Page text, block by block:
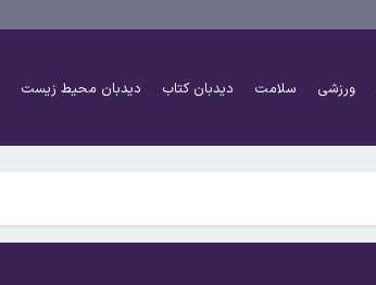
ورزشی سلامت دیدبان کتاب دیدبان محیط زیست